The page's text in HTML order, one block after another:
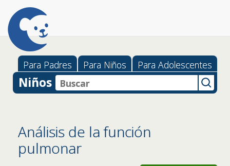
Para Padres Para Niños Para Adolescentes
Niños
Análisis de la función
pulmonar